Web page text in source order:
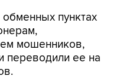
пунктах
мошенников,
переводили ее на